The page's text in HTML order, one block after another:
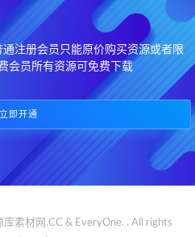
注册会员只能原价购买资源或者限
会员所有资源可免费下载
立即开通
素材网.CC & EveryOne. . All rights